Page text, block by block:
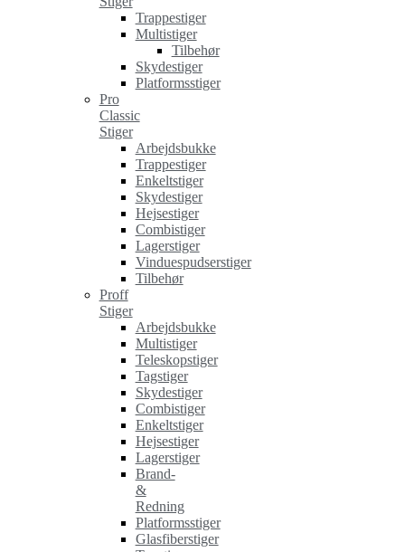
Trappestiger
Multistiger
Tilbehør
Skydestiger
Platformsstiger
Pro
Classic
Stiger
Arbejdsbukke
Trappestiger
Enkeltstiger
Skydestiger
Hejsestiger
Combistiger
Lagerstiger
Vinduespudserstiger
Tilbehør
Proff
Stiger
Arbejdsbukke
Multistiger
Teleskopstiger
Tagstiger
Skydestiger
Combistiger
Enkeltstiger
Hejsestiger
Lagerstiger
Brand-
&
Redning
Platformsstiger
Glasfiberstiger